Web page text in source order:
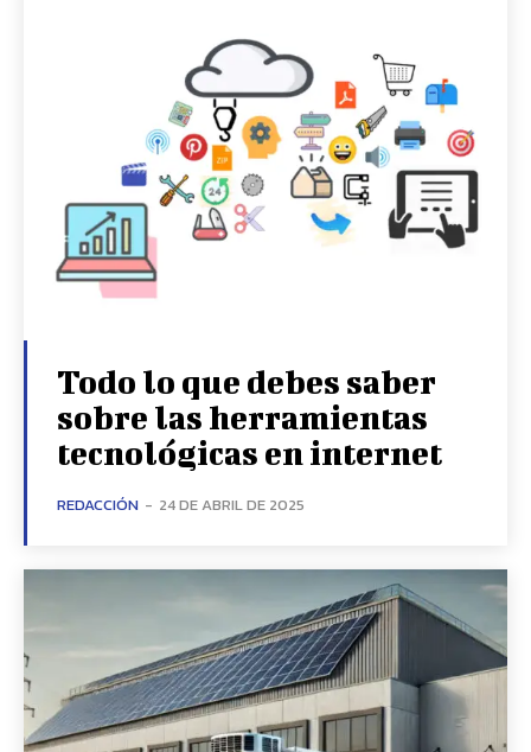
Todo lo que debes saber
sobre las herramientas
tecnológicas en internet
REDACCIÓN - 24 DE ABRIL DE 2025